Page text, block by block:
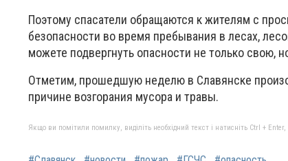
Поэтому спасатели обращаются к жителям с
безопасности во время пребывания в лесах,
можете подвергнуть опасности не только свою,
Отметим, прошедшую неделю в Славянске
причине возгорания мусора и травы.
Якщо ви помітили помилку, виділіть необхідний текст і натисніть Ctrl +